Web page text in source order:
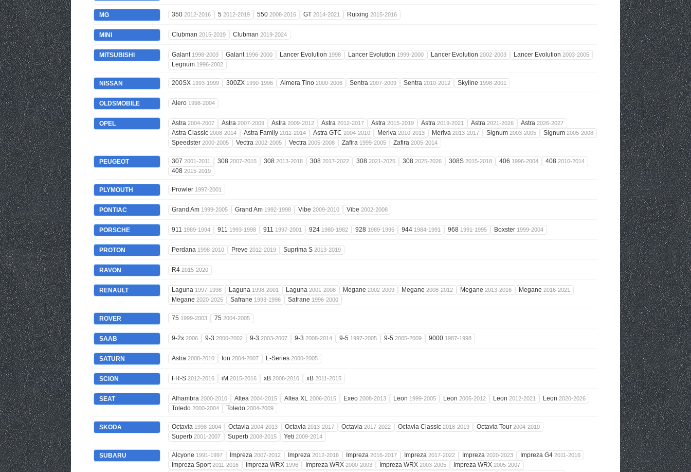
MG 350 2012-2016 5 2012-2019 550 2008-2016 GT 2014-2021 Ruixing 2015-2016
MINI Clubman 2015-2019 Clubman 2019-2024
MITSUBISHI Galant 1998-2003 Galant 1996-2000 Lancer Evolution 1998 Lancer Evolution 1999-2000 Lancer Evolution 2002-2003 Lancer Evolution 2003-2005
Legnum 1996-2002
NISSAN 200SX 1993-1999 300ZX 1990-1996 Almera Tino 2000-2006 Sentra 2007-2009 Sentra 2010-2012 Skyline 1998-2001
OLDSMOBILE Alero 1998-2004
OPEL Astra 2004-2007 Astra 2007-2009 Astra 2009-2012 Astra 2012-2017 Astra 2015-2019 Astra 2019-2021 Astra 2021-2026 Astra 2026-2027
Astra Classic 2008-2014 Astra Family 2011-2014 Astra GTC 2004-2010 Meriva 2010-2013 Meriva 2013-2017 Signum 2003-2005 Signum 2005-2008
Speedster 2000-2005 Vectra 2002-2005 Vectra 2005-2008 Zafira 1999-2005 Zafira 2005-2014
PEUGEOT 307 2001-2011 308 2007-2015 308 2013-2018 308 2017-2022 308 2021-2025 308 2025-2026 308S 2015-2018 406 1996-2004 408 2010-2014
408 2015-2019
PLYMOUTH Prowler 1997-2001
PONTIAC Grand Am 1999-2005 Grand Am 1992-1998 Vibe 2009-2010 Vibe 2002-2008
PORSCHE 911 1989-1994 911 1993-1998 911 1997-2001 924 1980-1982 928 1989-1995 944 1984-1991 968 1991-1995 Boxster 1999-2004
PROTON Perdana 1998-2010 Preve 2012-2019 Suprima S 2013-2019
RAVON R4 2015-2020
RENAULT Laguna 1997-1998 Laguna 1998-2001 Laguna 2001-2008 Megane 2002-2009 Megane 2008-2012 Megane 2013-2016 Megane 2016-2021
Megane 2020-2025 Safrane 1993-1996 Safrane 1996-2000
ROVER 75 1999-2003 75 2004-2005
SAAB 9-2x 2006 9-3 2000-2002 9-3 2003-2007 9-3 2008-2014 9-5 1997-2005 9-5 2005-2009 9000 1987-1998
SATURN Astra 2008-2010 Ion 2004-2007 L-Series 2000-2005
SCION FR-S 2012-2016 iM 2015-2016 xB 2008-2010 xB 2011-2015
SEAT Alhambra 2000-2010 Altea 2004-2015 Altea XL 2006-2015 Exeo 2008-2013 Leon 1999-2005 Leon 2005-2012 Leon 2012-2021 Leon 2020-2026
Toledo 2000-2004 Toledo 2004-2009
SKODA Octavia 1998-2004 Octavia 2004-2013 Octavia 2013-2017 Octavia 2017-2022 Octavia Classic 2018-2019 Octavia Tour 2004-2010
Superb 2001-2007 Superb 2008-2015 Yeti 2009-2014
SUBARU Alcyone 1991-1997 Impreza 2007-2012 Impreza 2012-2016 Impreza 2016-2017 Impreza 2017-2022 Impreza 2020-2023 Impreza G4 2011-2016
Impreza Sport2011-2016 Impreza WRX 1996 Impreza WRX 2000-2003 Impreza WRX 2003-2005 Impreza WRX 2005-2007